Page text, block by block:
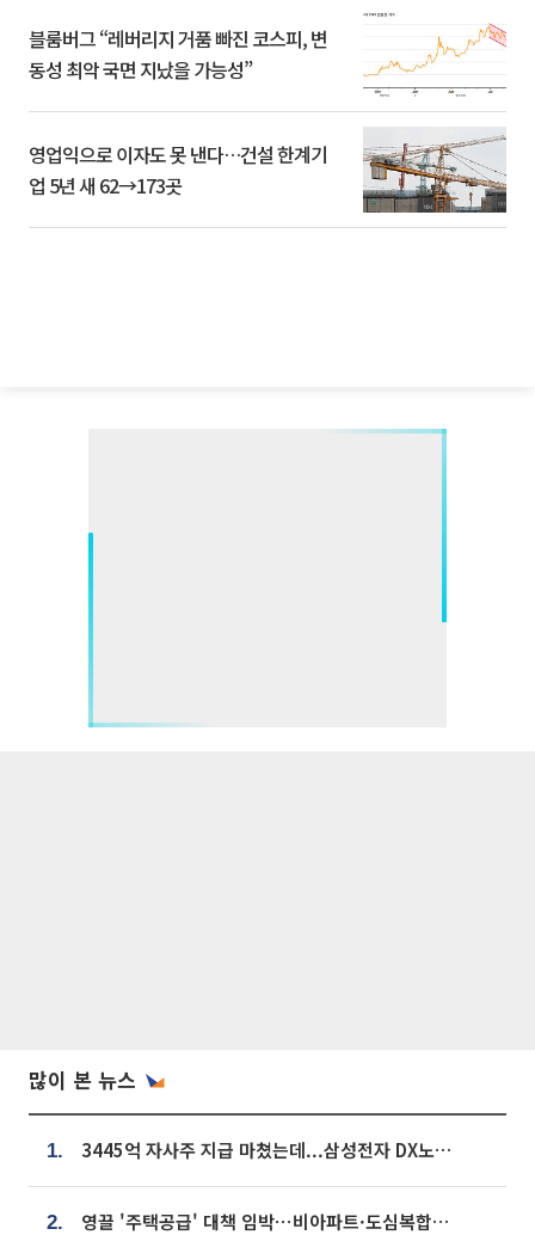
블룸버그 “레버리지 거품 빠진 코스피, 변
동성 최악 국면 지났을 가능성”
영업익으로 이자도 못 낸다…건설 한계기
업 5년 새 62→173곳
많이 본 뉴스
1. 3445억 자사주 지급 마쳤는데...삼성전자 DX노조, 뒤늦은 '떼쓰기 집회'
2. 영끌 '주택공급' 대책 임박⋯비아파트·도심복합까지 총동원